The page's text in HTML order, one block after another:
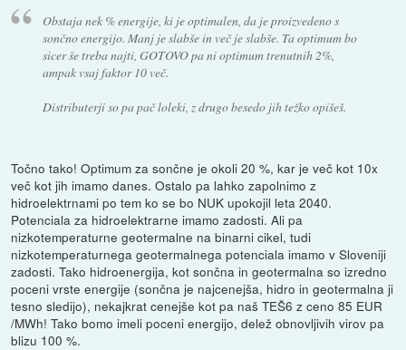
Obstaja nek % energije, ki je optimalen, da je proizvedeno s
sončno energijo. Manj je slabše in več je slabše. Ta optimum bo
sicer še treba najti, GOTOVO pa ni optimum trenutnih 2%,
ampak vsaj faktor 10 več.
Distributerji so pa pač loleki, z drugo besedo jih težko opišeš.
Točno tako! Optimum za sončne je okoli 20 %, kar je več kot 10x
več kot jih imamo danes. Ostalo pa lahko zapolnimo z
hidroelektrnami po tem ko se bo NUK upokojil leta 2040.
Potenciala za hidroelektrarne imamo zadosti. Ali pa
nizkotemperaturne geotermalne na binarni cikel, tudi
nizkotemperaturnega geotermalnega potenciala imamo v Sloveniji
zadosti. Tako hidroenergija, kot sončna in geotermalna so izredno
poceni vrste energije (sončna je najcenejša, hidro in geotermalna ji
tesno sledijo), nekajkrat cenejše kot pa naš TEŠ6 z ceno 85 EUR
/MWh! Tako bomo imeli poceni energijo, delež obnovljivih virov pa
blizu 100 %.